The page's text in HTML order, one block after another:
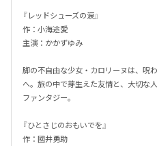
『レッドシューズの涙』
作：小海途愛
主演：かかずゆみ
脚の不自由な少女・カロリーヌは、呪
へ。旅の中で芽生えた友情と、大切な
ファンタジー。
『ひとさじのおもいでを』
作：國井勇助